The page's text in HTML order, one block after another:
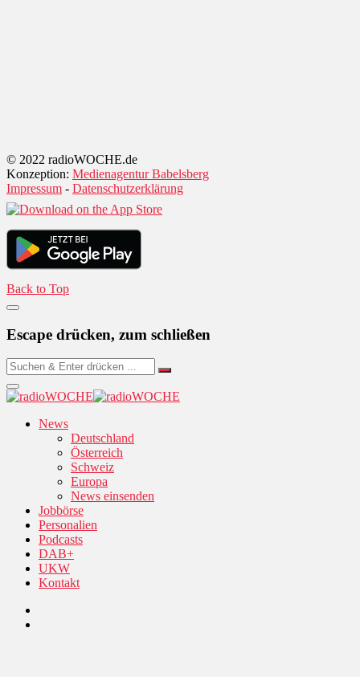
© 2022 radioWOCHE.de
Konzeption: Medienagentur Babelsberg
Impressum - Datenschutzerklärung
Back to Top
Escape drücken, zum schließen
News
Deutschland
Österreich
Schweiz
Europa
News einsenden
Jobbörse
Personalien
Podcasts
DAB+
UKW
Kontakt